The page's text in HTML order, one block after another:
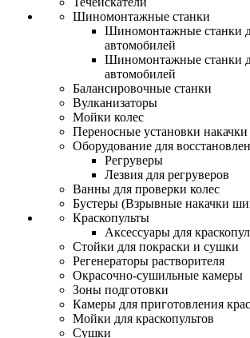
Шиномонтажные станки
Шиномонтажные станки
автомобилей
Шиномонтажные станки
автомобилей
Балансировочные станки
Вулканизаторы
Мойки колес
Переносные установки
Оборудование для
Регруверы
Лезвия для регруверов
Ванны для проверки колес
Бустеры (Взрывные накачки
Краскопульты
Аксессуары для
Стойки для покраски и сушки
Регенераторы растворителя
Окрасочно-сушильные камеры
Зоны подготовки
Камеры для приготовления
Мойки для краскопультов
Сушки